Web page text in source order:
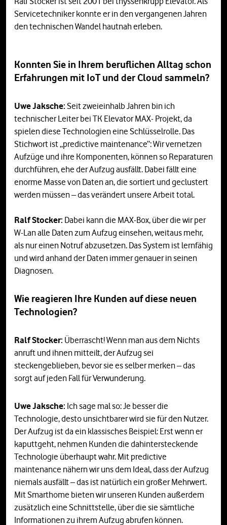
Servicetechniker konnte er in den vergangenen Jahren
den technischen Wandel hautnah erleben.
Konnten Sie in Ihrem beruflichen Alltag schon
Erfahrungen mit IoT und der Cloud sammeln?
Uwe Jaksche: Seit zweieinhalb Jahren bin ich
technischer Leiter bei TK Elevator MAX- Projekt, da
spielen diese Technologien eine Schlüsselrolle. Das
Stichwort ist „predictive maintenance“: Wir vernetzen
Aufzüge und ihre Komponenten, können so Reparaturen
durchführen, ehe der Aufzug ausfällt. Dabei fällt eine
enorme Masse von Daten an, die sortiert und geclustert
werden müssen – das verändert unsere Arbeit total.
Ralf Stocker: Dabei kann die MAX-Box, über die wir per
W-Lan alle Daten zum Aufzug einsehen, weitaus mehr,
als nur einen Notruf abzusetzen. Das System ist lernfähig
und wird anhand der Daten immer genauer in seinen
Diagnosen.
Wie reagieren Ihre Kunden auf diese neuen
Technologien?
Ralf Stocker: Überrascht! Wenn man aus dem Nichts
anruft und ihnen mitteilt, der Aufzug sei
steckengeblieben, bevor sie es selber merken – das
sorgt auf jeden Fall für Verwunderung.
Uwe Jaksche: Ich sage mal so: Je besser die
Technologie, desto unsichtbarer wird sie für den Nutzer.
Der Aufzug ist da ein klassisches Beispiel: Erst wenn er
kaputtgeht, nehmen Kunden die dahintersteckende
Technologie überhaupt wahr. Mit predictive
maintenance nähern wir uns dem Ideal, dass der Aufzug
niemals ausfällt – das ist natürlich ein großer Mehrwert.
Mit Smarthome bieten wir unseren Kunden außerdem
zusätzlich eine Schnittstelle, über die sie sämtliche
Informationen zu ihrem Aufzug abrufen können.